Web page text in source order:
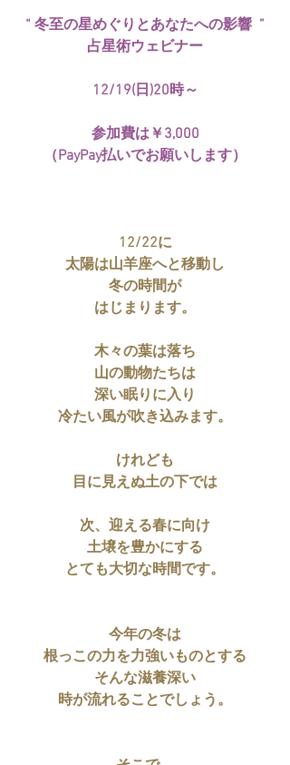
“ 冬至の星めぐりとあなたへの影響  ”
占星術ウェビナー
12/19(日)20時～
参加費は￥3,000
（PayPay払いでお願いします）
12/22に
太陽は山羊座へと移動し
冬の時間が
はじまります。
木々の葉は落ち
山の動物たちは
深い眠りに入り
冷たい風が吹き込みます。
けれども
目に見えぬ土の下では
次、迎える春に向け
土壌を豊かにする
とても大切な時間です。
今年の冬は
根っこの力を力強いものとする
そんな滋養深い
時が流れることでしょう。